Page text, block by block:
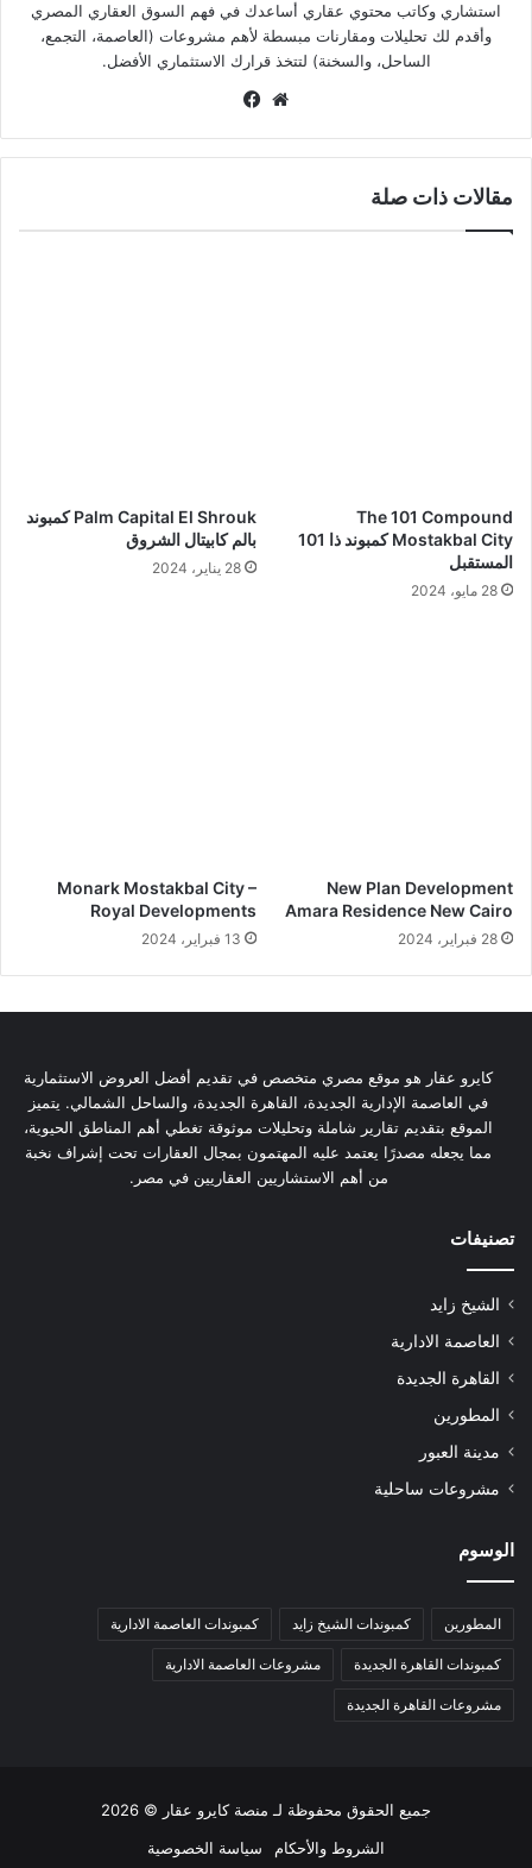
استشاري وكاتب محتوي عقاري أساعدك في فهم السوق العقاري المصري
وأقدم لك تحليلات ومقارنات مبسطة لأهم مشروعات (العاصمة، التجمع،
الساحل، والسخنة) لتتخذ قرارك الاستثماري الأفضل.
موق
الويوك
مقالات ذات صلة
The 101 Compound
Mostakbal City كمبوند ذا 101
المستقبل
28 مايو، 2024
Palm Capital El Shrouk كمبوند
بالم كابيتال الشروق
28 يناير، 2024
New Plan Development
Amara Residence New Cairo
28 فبراير، 2024
Monark Mostakbal City –
Royal Developments
13 فبراير، 2024
كايرو عقار هو موقع مصري متخصص في تقديم أفضل العروض الاستثمارية
في العاصمة الإدارية الجديدة، القاهرة الجديدة، والساحل الشمالي. يتميز
الموقع بتقديم تقارير شاملة وتحليلات موثوقة تغطي أهم المناطق الحيوية،
مما يجعله مصدرًا يعتمد عليه المهتمون بمجال العقارات تحت إشراف نخبة
من أهم الاستشاريين العقاريين في مصر.
تصنيفات
الشيخ زايد
العاصمة الادارية
القاهرة الجديدة
المطورين
مدينة العبور
مشروعات ساحلية
الوسوم
المطورين كمبوندات الشيخ زايد كمبوندات العاصمة الادارية
كمبوندات القاهرة الجديدة مشروعات العاصمة الادارية
مشروعات القاهرة الجديدة
جميع الحقوق محفوظة لـ منصة كايرو عقار © 2026
الشروط والأحكام
سياسة الخصوصية